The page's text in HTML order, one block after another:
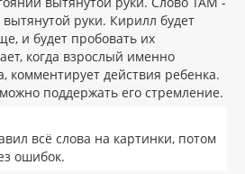
руки. Кирилл будет
и будет пробовать их
когда взрослый именно
комментирует действия ребенка.
поддержать его стремление.
всё слова на картинки, потом
ошибок.